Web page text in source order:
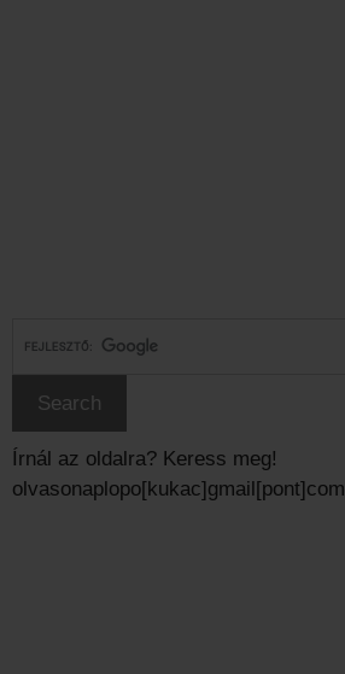
Írnál az oldalra? Keress meg!
olvasonaplopo[kukac]gmail[pont]com